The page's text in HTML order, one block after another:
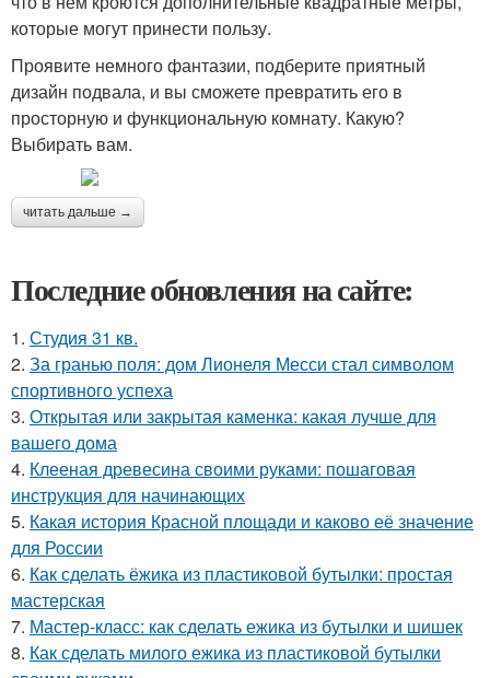
которые могут принести пользу.
Проявите немного фантазии, подберите приятный
дизайн подвала, и вы сможете превратить его в
просторную и функциональную комнату. Какую?
Выбирать вам.
читать дальше →
Последние обновления на сайте:
1. Студия 31 кв.
2. За гранью поля: дом Лионеля Месси стал символом
спортивного успеха
3. Открытая или закрытая каменка: какая лучше для
вашего дома
4. Клееная древесина своими руками: пошаговая
инструкция для начинающих
5. Какая история Красной площади и каково её значение
для России
6. Как сделать ёжика из пластиковой бутылки: простая
мастерская
7. Мастер-класс: как сделать ежика из бутылки и шишек
8. Как сделать милого ежика из пластиковой бутылки